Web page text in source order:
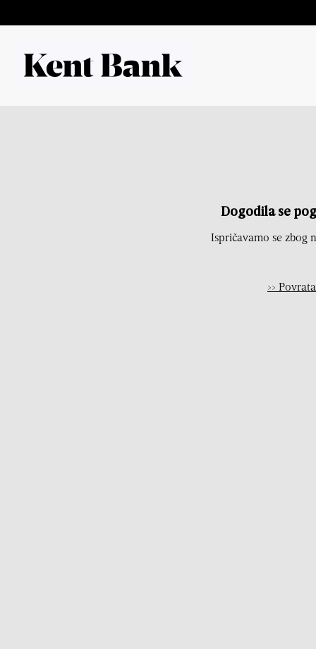
Dogodila se
Ispričavamo se zbog
>>